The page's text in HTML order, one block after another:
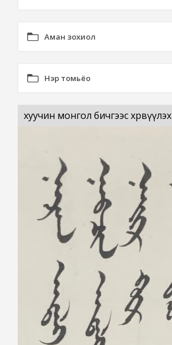
Аман зохиол
Нэр томьёо
хуучин монгол бичгээс хөрвүүлэх